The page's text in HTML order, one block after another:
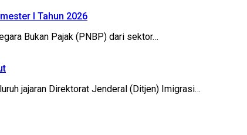
I Tahun 2026
Bukan Pajak (PNBP) dari sektor…
jajaran Direktorat Jenderal (Ditjen) Imigrasi…